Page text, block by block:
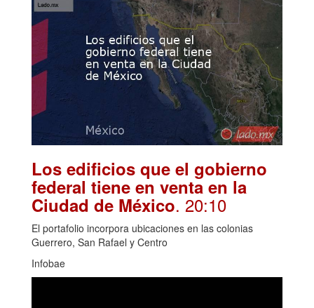
Los edificios que el gobierno
federal tiene en venta en la
Ciudad de México. 20:10
El portafolio incorpora ubicaciones en las colonias
Guerrero, San Rafael y Centro
Infobae